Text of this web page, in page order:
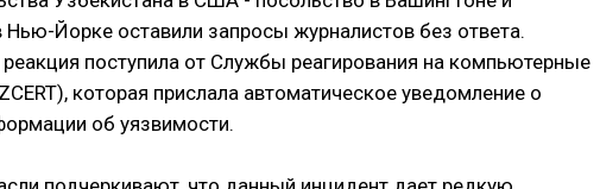
Нью-Йорке оставили запросы журналистов без ответа.
реакция поступила от Службы реагирования на компьютерные
которая прислала автоматическое уведомление о
об уязвимости.